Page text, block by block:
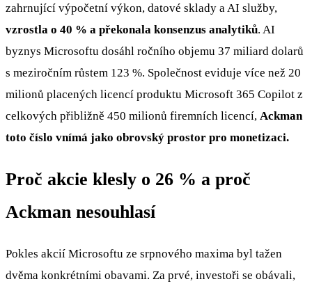
zahrnující výpočetní výkon, datové sklady a AI služby,
vzrostla o 40 % a překonala konsenzus analytiků. AI
byznys Microsoftu dosáhl ročního objemu 37 miliard dolarů
s meziročním růstem 123 %. Společnost eviduje více než 20
milionů placených licencí produktu Microsoft 365 Copilot z
celkových přibližně 450 milionů firemních licencí, Ackman
toto číslo vnímá jako obrovský prostor pro monetizaci.
Proč akcie klesly o 26 % a proč
Ackman nesouhlasí
Pokles akcií Microsoftu ze srpnového maxima byl tažen
dvěma konkrétními obavami. Za prvé, investoři se obávali,